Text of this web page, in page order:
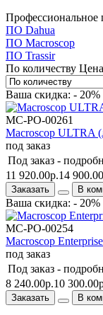
Профессиональное
ПО Dahua
ПО Macroscop
ПО Trassir
По количеству Цена
Ваша скидка: - 20%
МС-РО-00261
Macroscop ULTRA
под заказ
Под заказ -
11 920.00р.14
Заказать В
Ваша скидка: - 20%
МС-РО-00254
Macroscop
под заказ
Под заказ -
8 240.00р.10
Заказать В